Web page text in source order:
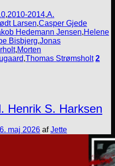
,2010-2014,A.
Larsen,Casper Gjede
Hedemann Jensen,Helene
Bisbjerg,Jonas
,Morten
,Thomas Strømsholt 2
Henrik S. Harksen
maj 2026 afJette